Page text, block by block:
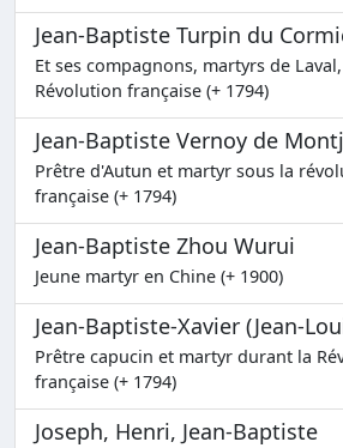
Jean-Baptiste Turpin du
Et ses compagnons, martyrs de
Révolution française (+ 1794)
Jean-Baptiste Vernoy de
Prêtre d'Autun et martyr sous la
française (+ 1794)
Jean-Baptiste Zhou Wurui
Jeune martyr en Chine (+ 1900)
Jean-Baptiste-Xavier (Jean-
Prêtre capucin et martyr durant la
française (+ 1794)
Joseph, Henri, Jean-Baptiste